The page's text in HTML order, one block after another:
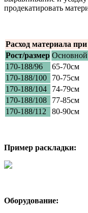
продекатировать
Расход материала
Рост/размер Основной
170-188/96
65-70см
170-188/100
70-75см
170-188/104
74-79см
170-188/108
77-85см
170-188/112
80-90см
Пример раскладки:
Оборудование: